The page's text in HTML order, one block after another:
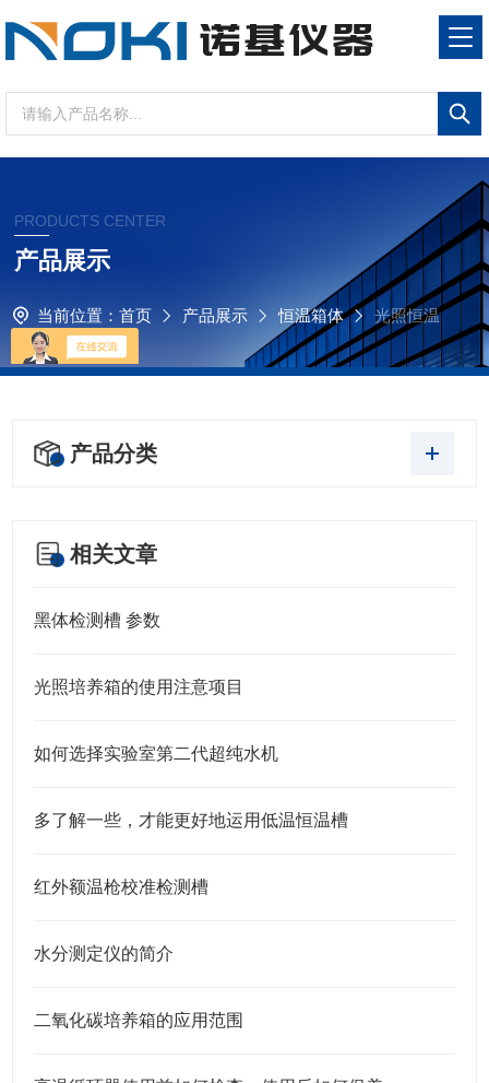
PRODUCTS CENTER
产品展示
当前位置： 首页 产品展示 恒温箱体
光照恒温
培养箱
产品分类
相关文章
黑体检测槽 参数
光照培养箱的使用注意项目
如何选择实验室第二代超纯水机
多了解一些，才能更好地运用低温恒温槽
红外额温枪校准检测槽
水分测定仪的简介
二氧化碳培养箱的应用范围